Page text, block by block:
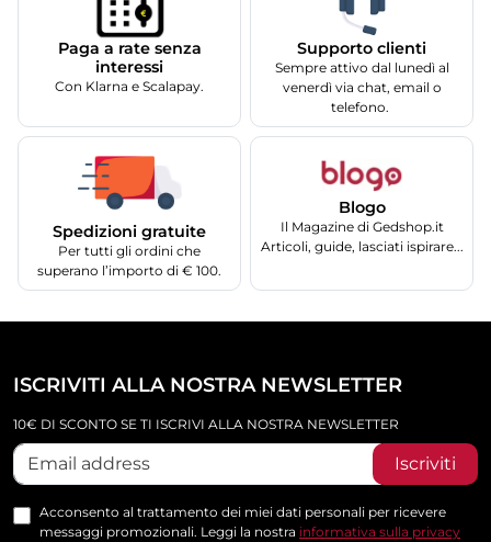
Paga a rate senza
interessi
Con Klarna e Scalapay.
Supporto clienti
Sempre attivo dal lunedì al
venerdì via chat, email o
telefono.
Spedizioni gratuite
Per tutti gli ordini che
superano l’importo di € 100.
Blogo
Il Magazine di Gedshop.it
Articoli, guide, lasciati ispirare...
ISCRIVITI ALLA NOSTRA NEWSLETTER
10€ DI SCONTO SE TI ISCRIVI ALLA NOSTRA NEWSLETTER
Iscriviti
Acconsento al trattamento dei miei dati personali per ricevere
messaggi promozionali. Leggi la nostra informativa sulla privacy